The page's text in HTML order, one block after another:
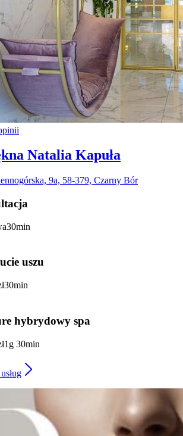
Natalia Kapuła
9a, 58-379, Czarny Bór
30min
uszu
30min
hybrydowy spa
1g 30min